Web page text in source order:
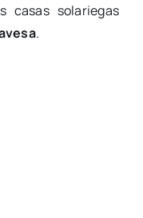
casas solariegas
.